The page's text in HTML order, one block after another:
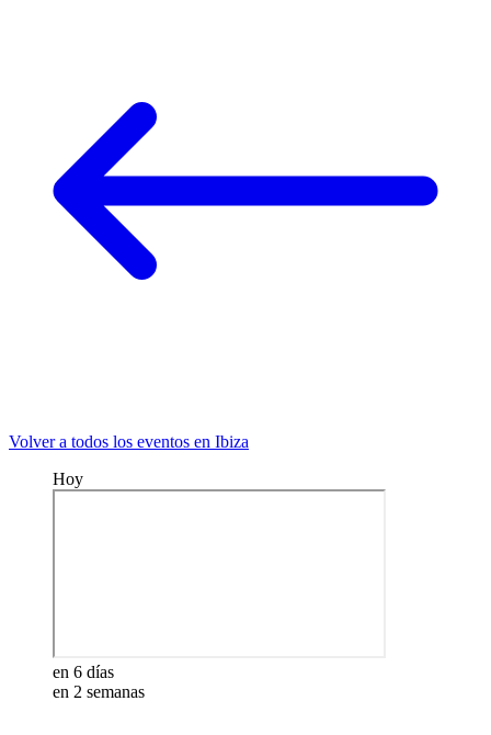
Volver a todos los eventos en Ibiza
Hoy
en 6 días
en 2 semanas